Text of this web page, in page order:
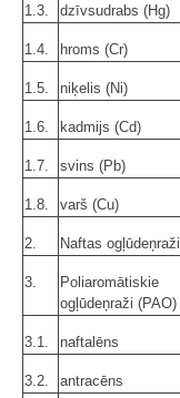
1.3. dzīvsudrabs (Hg)
1.4. hroms (Cr)
1.5. niķelis (Ni)
1.6. kadmijs (Cd)
1.7. svins (Pb)
1.8. varš (Cu)
2. Naftas ogļūdeņraži
3.
Poliaromātiskie
ogļūdeņraži (PAO)
3.1. naftalēns
3.2. antracēns